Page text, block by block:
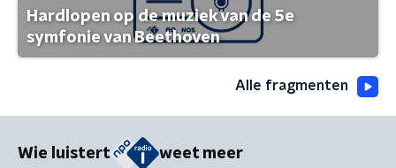
Hardlopen op de muziek van de 5e
symfonie van Beethoven
Alle fragmenten
Wie luistert weet meer